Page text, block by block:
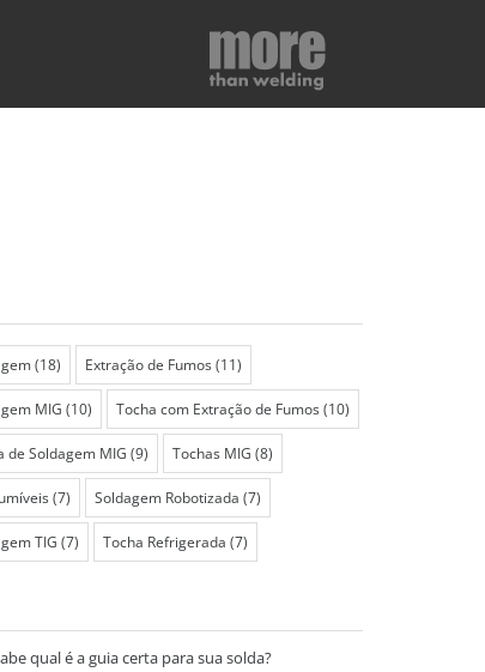
(18) Extração de Fumos(11)
MIG(10) Tocha com Extração de Fumos(10)
de Soldagem MIG(9) Tochas MIG(8)
(7) Soldagem Robotizada(7)
TIG(7) Tocha Refrigerada(7)
qual é a guia certa para sua solda?